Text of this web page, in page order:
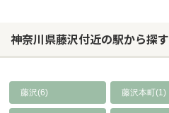
神奈川県藤沢付近の駅から探す
藤沢(6) 藤沢本町(1)